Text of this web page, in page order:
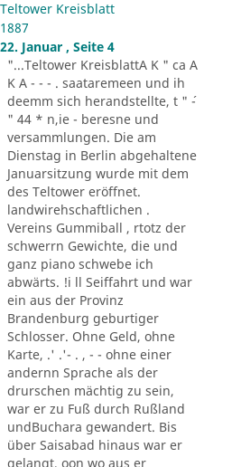
Teltower Kreisblatt
1887
22. Januar , Seite 4
"...Teltower KreisblattA K " ca A
K A - - - . saataremeen und ih
deemm sich herandstellte, t " ´-
" 44 * n,ie - beresne und
versammlungen. Die am
Dienstag in Berlin abgehaltene
Januarsitzung wurde mit dem
des Teltower eröffnet.
landwirehschaftlichen .
Vereins Gummiball , rtotz der
schwerrn Gewichte, die und
ganz piano schwebe ich
abwärts. !i ll Seiffahrt und war
ein aus der Provinz
Brandenburg geburtiger
Schlosser. Ohne Geld, ohne
Karte, .' .'- . , - - ohne einer
andernn Sprache als der
drurschen mächtig zu sein,
war er zu Fuß durch Rußland
undBuchara gewandert. Bis
über Saisabad hinaus war er
gelangt, oon wo aus er